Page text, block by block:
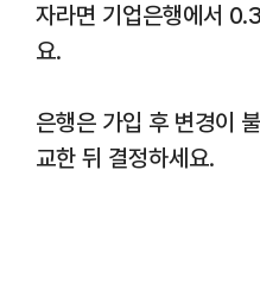
자라면 기업은행에서
요.
은행은 가입 후 변경이
교한 뒤 결정하세요.